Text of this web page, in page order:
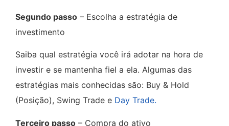
Segundo passo – Escolha a estratégia de
investimento
Saiba qual estratégia você irá adotar na hora de
investir e se mantenha fiel a ela. Algumas das
estratégias mais conhecidas são: Buy & Hold
(Posição), Swing Trade e Day Trade.
Terceiro passo – Compra do ativo